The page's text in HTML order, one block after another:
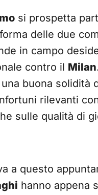
si prospetta
delle due
in campo
contro il Milan
buona solidità
rilevanti
sulle qualità di
a questo
hanno appena